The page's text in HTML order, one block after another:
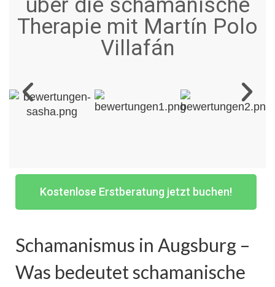
über die schamanische
Therapie mit Martín Polo
Villafán
Kostenlose Erstberatung jetzt buchen!
Schamanismus in Augsburg –
Was bedeutet schamanische